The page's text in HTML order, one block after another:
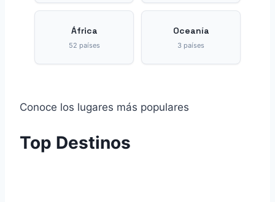
Conoce los lugares más populares
Top Destinos